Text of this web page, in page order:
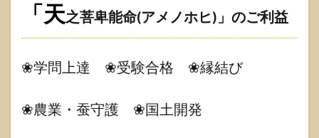
「天之菩卑能命(アメノホヒ)」 のご利益
❀学問上達 ❀受験合格 ❀縁結び
❀農業・蚕守護 ❀国土開発